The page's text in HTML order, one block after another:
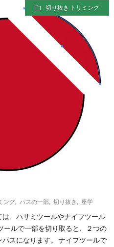
XYZ
切り抜き トリミング
ング パスの一部 切り抜き 座学
、ハサミツールやナイフツール
ールで一部を切り取ると、２つの
スになります。 ナイフツールで